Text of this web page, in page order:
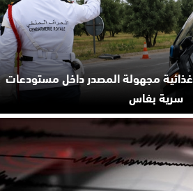
مجهولة المصدر داخل مستودعات
سرية بفاس